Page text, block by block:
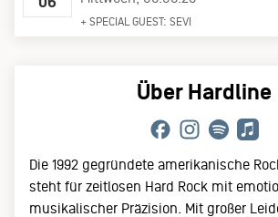
+ SPECIAL GUEST: SEVI
Über Hardline
Die 1992 gegründete amerikanische
steht für zeitlosen Hard Rock mit
musikalischer Präzision. Mit großer